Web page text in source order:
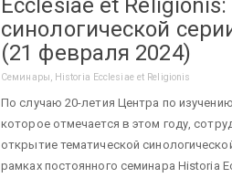
синологической
(21 февраля 2024)
Семинары, Historia Ecclesiae et Religionis
По случаю 20-летия Центра по
которое отмечается в этом году,
открытие тематической
рамках постоянного семинара Historia